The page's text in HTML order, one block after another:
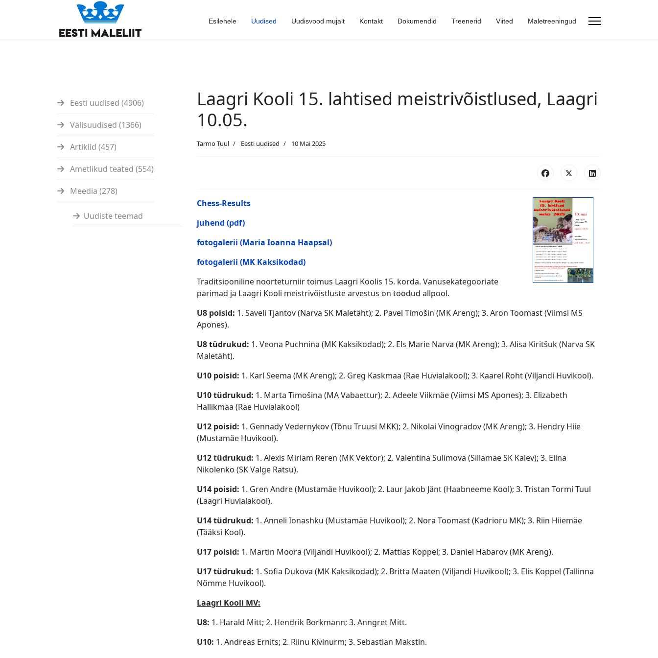
Esilehele Uudised Uudisvood mujalt Kontakt Dokumendid Treenerid Viited Maletreeningud
Eesti uudised (4906)
Välisuudised (1366)
Artiklid (457)
Ametlikud teated (554)
Meedia (278)
Uudiste teemad
Laagri Kooli 15. lahtised meistrivõistlused, Laagri
10.05.
Tarmo Tuul Eesti uudised 10 Mai 2025
Chess-Results
juhend (pdf)
fotogalerii (Maria Ioanna Haapsal)
fotogalerii (MK Kaksikodad)
Traditsiooniline noorteturniir toimus Laagri Koolis 15. korda. Vanusekategooriate
parimad ja Laagri Kooli meistrivõistluste arvestus on toodud allpool.
U8 poisid: 1. Saveli Tjantov (Narva SK Maletäht); 2. Pavel Timošin (MK Areng); 3. Aron Toomast (Viimsi MS
Apones).
U8 tüdrukud: 1. Veona Puchnina (MK Kaksikodad); 2. Els Marie Narva (MK Areng); 3. Alisa Kiritšuk (Narva SK
Maletäht).
U10 poisid: 1. Karl Seema (MK Areng); 2. Greg Kaskmaa (Rae Huvialakool); 3. Kaarel Roht (Viljandi Huvikool).
U10 tüdrukud: 1. Marta Timošina (MA Vabaettur); 2. Adeele Viikmäe (Viimsi MS Apones); 3. Elizabeth
Hallikmaa (Rae Huvialakool)
U12 poisid: 1. Gennady Vedernykov (Tõnu Truusi MKK); 2. Nikolai Vinogradov (MK Areng); 3. Hendry Hiie
(Mustamäe Huvikool).
U12 tüdrukud: 1. Alexis Miriam Reren (MK Vektor); 2. Valentina Sulimova (Sillamäe SK Kalev); 3. Elina
Nikolenko (SK Valge Ratsu).
U14 poisid: 1. Gren Andre (Mustamäe Huvikool); 2. Laur Jakob Jänt (Haabneeme Kool); 3. Tristan Tormi Tuul
(Laagri Huvialakool).
U14 tüdrukud: 1. Anneli Ionashku (Mustamäe Huvikool); 2. Nora Toomast (Kadrioru MK); 3. Riin Hiiemäe
(Tääksi Kool).
U17 poisid: 1. Martin Moora (Viljandi Huvikool); 2. Mattias Koppel; 3. Daniel Habarov (MK Areng).
U17 tüdrukud: 1. Sofia Dukova (MK Kaksikodad); 2. Britta Maaten (Viljandi Huvikool); 3. Elis Koppel (Tallinna
Nõmme Huvikool).
Laagri Kooli MV:
U8: 1. Harald Mitt; 2. Hendrik Borkmann; 3. Anngret Mitt.
U10: 1. Andreas Ernits; 2. Riinu Kivinurm; 3. Sebastian Makstin.